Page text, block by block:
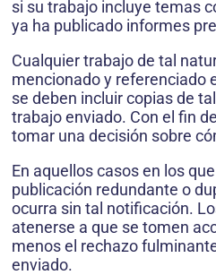
si su trabajo incluye temas
ya ha publicado informes
Cualquier trabajo de tal
mencionado y referenciado
se deben incluir copias de
trabajo enviado. Con el fin
tomar una decisión sobre
En aquellos casos en los
publicación redundante o
ocurra sin tal notificación.
atenerse a que se tomen
menos el rechazo
enviado.